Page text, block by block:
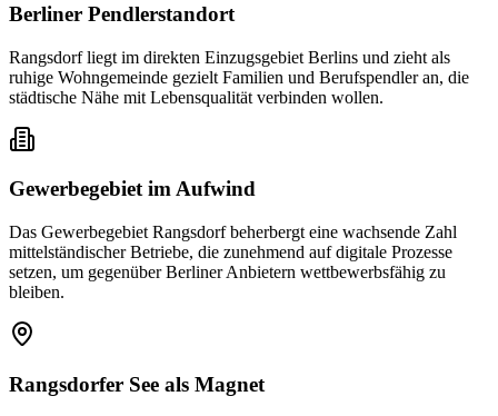
Berliner Pendlerstandort
Rangsdorf liegt im direkten Einzugsgebiet Berlins und zieht als
ruhige Wohngemeinde gezielt Familien und Berufspendler an, die
städtische Nähe mit Lebensqualität verbinden wollen.
Gewerbegebiet im Aufwind
Das Gewerbegebiet Rangsdorf beherbergt eine wachsende Zahl
mittelständischer Betriebe, die zunehmend auf digitale Prozesse
setzen, um gegenüber Berliner Anbietern wettbewerbsfähig zu
bleiben.
Rangsdorfer See als Magnet